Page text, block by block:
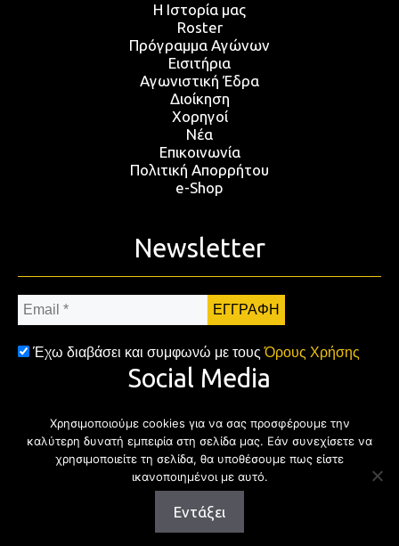
Η Ιστορία μας
Roster
Πρόγραμμα Αγώνων
Εισιτήρια
Αγωνιστική Έδρα
Διοίκηση
Χορηγοί
Νέα
Επικοινωνία
Πολιτική Απορρήτου
e-Shop
Newsletter
Email
*
Έχω διαβάσει και συμφωνώ με τουςΌρους Χρήσης
Social Media
FacebookTwitter Instagram
Copyright © 2026 | All rights reserved
Χρησιμοποιούμε cookies για να σας προσφέρουμε την
καλύτερη δυνατή εμπειρία στη σελίδα μας. Εάν συνεχίσετε να
χρησιμοποιείτε τη σελίδα, θα υποθέσουμε πως είστε
ικανοποιημένοι με αυτό.
Εντάξει